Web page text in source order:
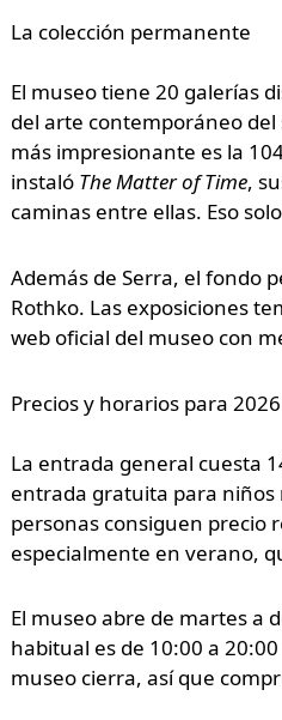
La colección permanente
El museo tiene 20 galerías
del arte contemporáneo del
más impresionante es la
instaló The Matter of Time,
caminas entre ellas. Eso
Además de Serra, el fondo
Rothko. Las exposiciones
web oficial del museo con
Precios y horarios para 2026
La entrada general cuesta
entrada gratuita para niños
personas consiguen precio
especialmente en verano,
El museo abre de martes a
habitual es de 10:00 a
museo cierra, así que